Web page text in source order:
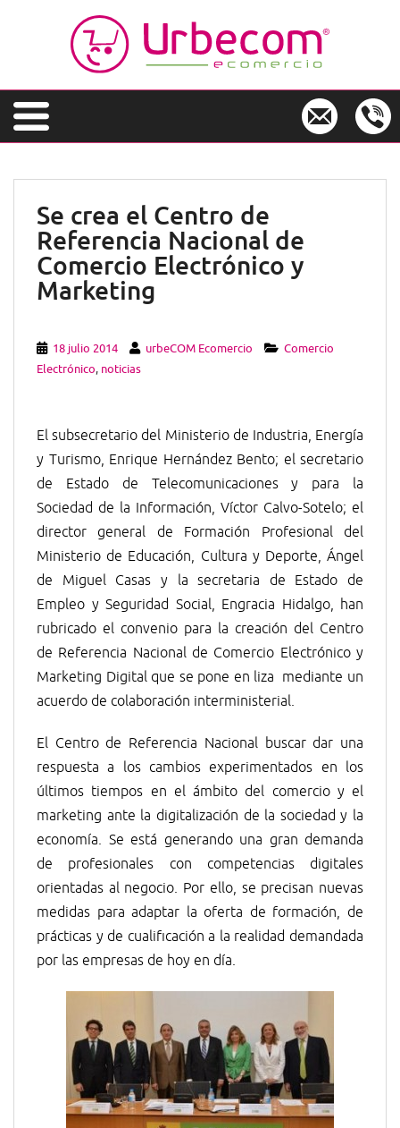
t
Se crea el Centro de
Referencia Nacional de
Comercio Electrónico y
Marketing
18 julio 2014 urbeCOM Ecomercio
Comercio
Electrónico, noticias
El subsecretario del Ministerio de Industria, Energía
y Turismo, Enrique Hernández Bento; el secretario
de Estado de Telecomunicaciones y para la
Sociedad de la Información, Víctor Calvo-Sotelo; el
director general de Formación Profesional del
Ministerio de Educación, Cultura y Deporte, Ángel
de Miguel Casas y la secretaria de Estado de
Empleo y Seguridad Social, Engracia Hidalgo, han
rubricado el convenio para la creación del Centro
de Referencia Nacional de Comercio Electrónico y
Marketing Digital que se pone en liza mediante un
acuerdo de colaboración interministerial.
El Centro de Referencia Nacional buscar dar una
respuesta a los cambios experimentados en los
últimos tiempos en el ámbito del comercio y el
marketing ante la digitalización de la sociedad y la
economía. Se está generando una gran demanda
de profesionales con competencias digitales
orientadas al negocio. Por ello, se precisan nuevas
medidas para adaptar la oferta de formación, de
prácticas y de cualificación a la realidad demandada
por las empresas de hoy en día.